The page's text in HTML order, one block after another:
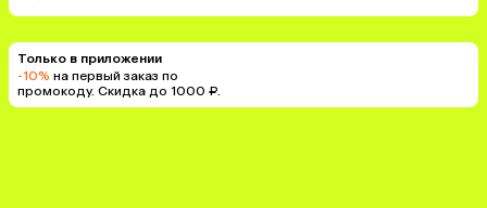
Только в приложении
-10% на первый заказ по
промокоду. Скидка до 1000 ₽.